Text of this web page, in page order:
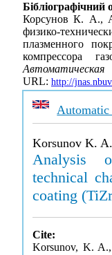
Бібліографічний
Корсунов К. А.,
физико-
плазменного
компрессора
Автоматическая
URL: http://
Automatic
Korsunov K.
Analysis
technical
coating
Cite:
Korsunov, K.